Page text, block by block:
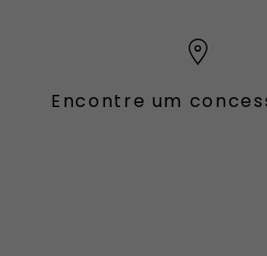
Encontre um